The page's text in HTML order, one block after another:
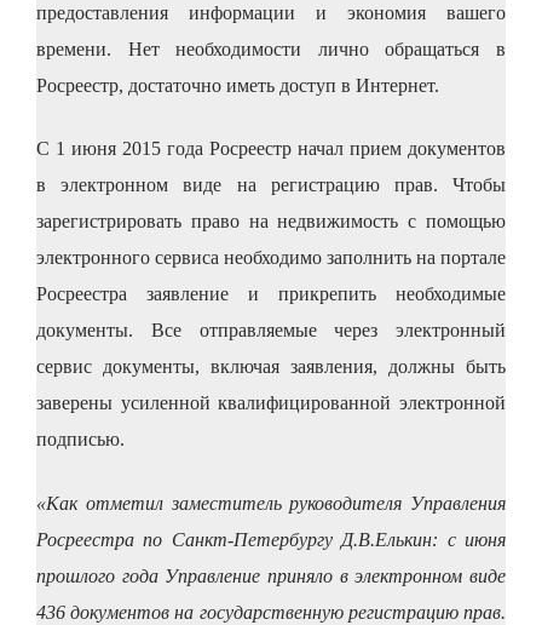
предоставления информации и экономия вашего
времени. Нет необходимости лично обращаться в
Росреестр, достаточно иметь доступ в Интернет.
С 1 июня 2015 года Росреестр начал прием документов
в электронном виде на регистрацию прав. Чтобы
зарегистрировать право на недвижимость с помощью
электронного сервиса необходимо заполнить на портале
Росреестра заявление и прикрепить необходимые
документы. Все отправляемые через электронный
сервис документы, включая заявления, должны быть
заверены усиленной квалифицированной электронной
подписью.
«Как отметил заместитель руководителя Управления
Росреестра по Санкт-Петербургу Д.В.Елькин: с июня
прошлого года Управление приняло в электронном виде
436 документов на государственную регистрацию прав.